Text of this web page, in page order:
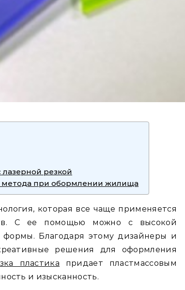
резкой
при обормлении жилища
которая все чаще применяется
С ее помощью можно с высокой
формы. Благодаря этому дизайнеры и
решения для оформления
пластика придает пластмассовым
и изысканность.